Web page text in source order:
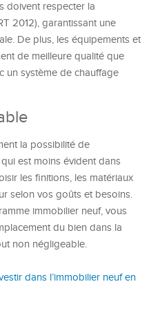
doivent respecter la
2012), garantissant une
De plus, les équipements et
de meilleure qualité que
un système de chauffage
la possibilité de
qui est moins évident dans
les finitions, les matériaux
selon vos goûts et besoins.
immobilier neuf, vous
du bien dans la
non négligeable.
dans l’immobilier neuf en